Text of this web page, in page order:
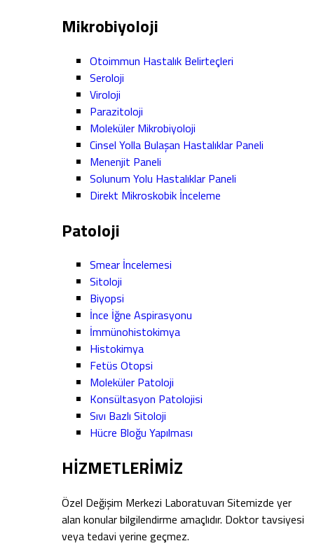
Mikrobiyoloji
Otoimmun Hastalık Belirteçleri
Seroloji
Viroloji
Parazitoloji
Moleküler Mikrobiyoloji
Cinsel Yolla Bulaşan Hastalıklar Paneli
Menenjit Paneli
Solunum Yolu Hastalıklar Paneli
Direkt Mikroskobik İnceleme
Patoloji
Smear İncelemesi
Sitoloji
Biyopsi
İnce İğne Aspirasyonu
İmmünohistokimya
Histokimya
Fetüs Otopsi
Moleküler Patoloji
Konsültasyon Patolojisi
Sıvı Bazlı Sitoloji
Hücre Bloğu Yapılması
HİZMETLERİMİZ
Özel Değişim Merkezi Laboratuvarı Sitemizde yer
alan konular bilgilendirme amaçlıdır. Doktor tavsiyesi
veya tedavi yerine geçmez.